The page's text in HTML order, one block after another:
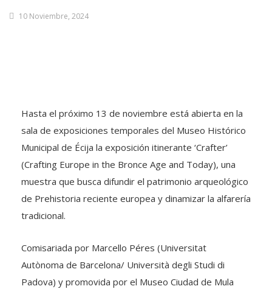
10 Noviembre, 2024
Hasta el próximo 13 de noviembre está abierta en la
sala de exposiciones temporales del Museo Histórico
Municipal de Écija la exposición itinerante ‘Crafter’
(Crafting Europe in the Bronce Age and Today), una
muestra que busca difundir el patrimonio arqueológico
de Prehistoria reciente europea y dinamizar la alfarería
tradicional.
Comisariada por Marcello Péres (Universitat
Autònoma de Barcelona/ Università degli Studi di
Padova) y promovida por el Museo Ciudad de Mula